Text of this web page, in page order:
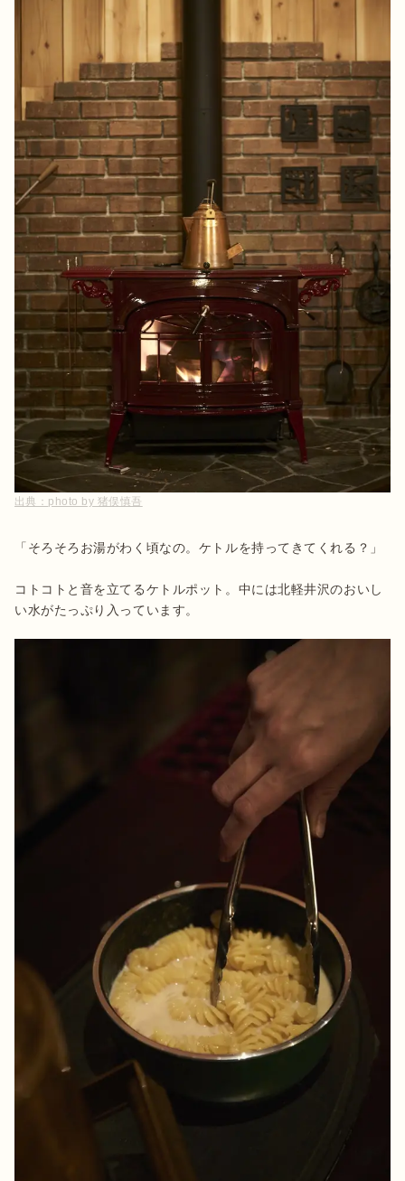
出典： photo by 猪俣慎吾
「そろそろお湯がわく頃なの。ケトルを持ってきてくれる？」
コトコトと音を立てるケトルポット。中には北軽井沢のおいし
い水がたっぷり入っています。